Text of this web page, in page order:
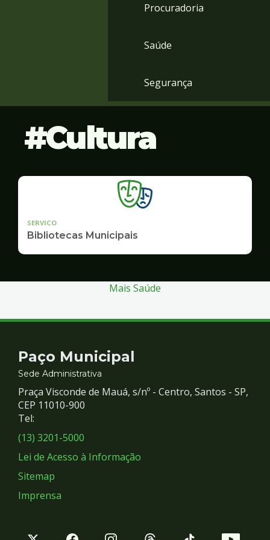
Procuradoria
Saúde
Segurança
Cultura
SERVICO
Bibliotecas Municipais
Mais Saúde
Contato
e
Redes
Sociais
Paço Municipal
Sede Administrativa
Praça Visconde de Mauá, s/nº - Centro, Santos - SP,
CEP 11010-900
Tel:
(13) 3201-5000
Lei de Acesso à Informação
Sitemap
Imprensa